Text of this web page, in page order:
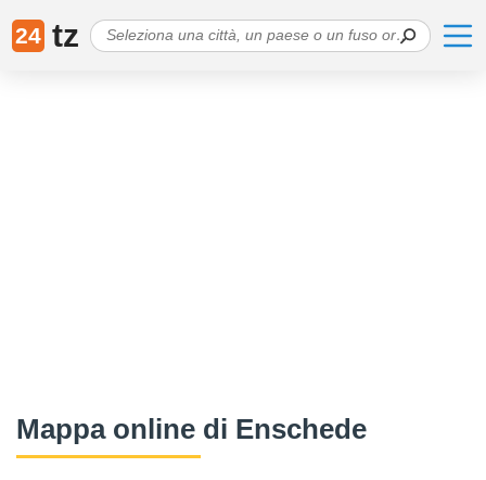
24 tz
Mappa online di Enschede